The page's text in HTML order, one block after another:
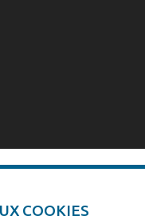
COOKIES